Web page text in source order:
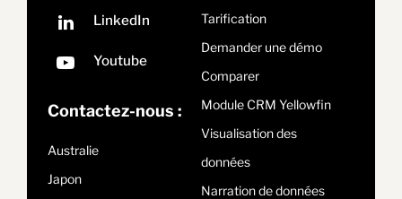
Contactez-nous :
Australie
Japon
Tarification
Demander une démo
Comparer
Module CRM Yellowfin
Visualisation des
données
Narration de données